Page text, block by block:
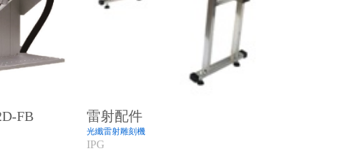
FB 雷射配件
光纖雷射雕刻機
IPG